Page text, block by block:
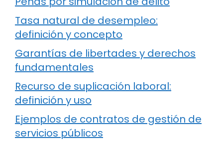
Tasa natural de desempleo:
definición y concepto
Garantías de libertades y derechos
fundamentales
Recurso de suplicación laboral:
definición y uso
Ejemplos de contratos de gestión de
servicios públicos